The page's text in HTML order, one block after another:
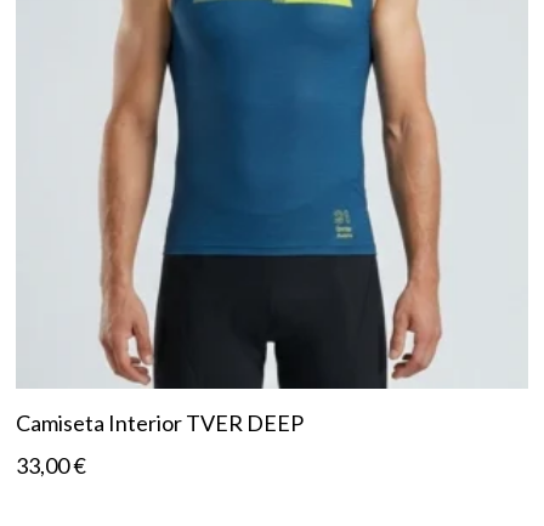
Camiseta Interior TVER DEEP
33,00€